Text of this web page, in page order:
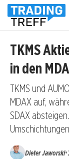
TKMS
in den
TKMS und
MDAX auf,
SDAX
Dieter Jaworski•